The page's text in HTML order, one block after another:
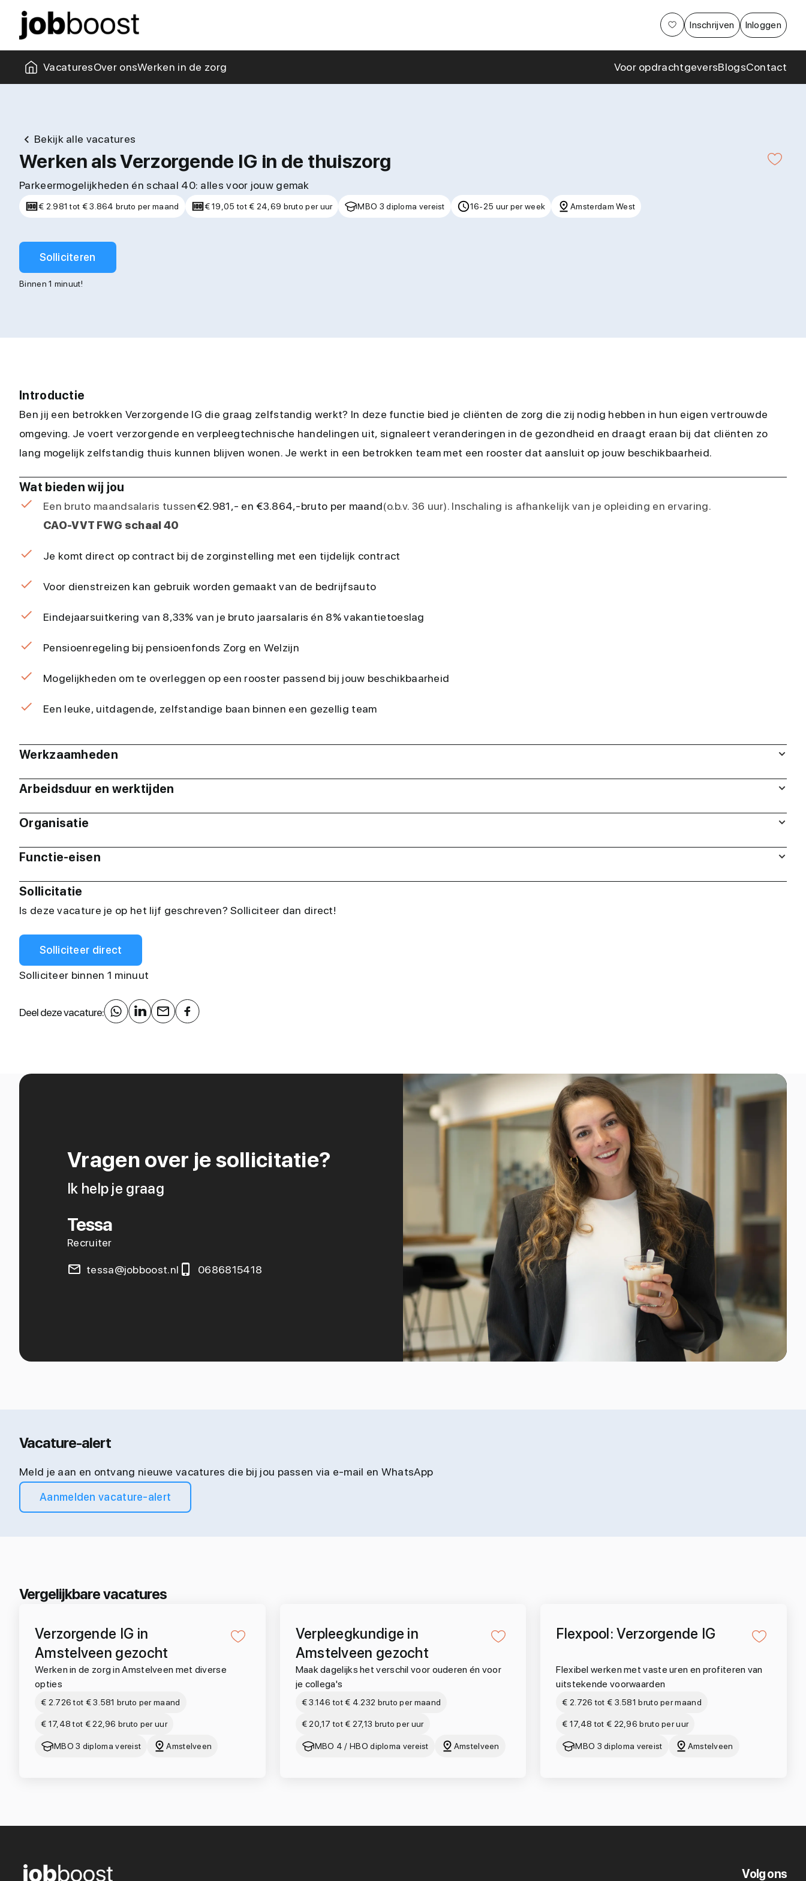
Inschrijven Inloggen
VacaturesOver ons
Missie & visie
KantoorWerken in de zorg
Zorgblogs Voor opdrachtgevers
samenwerkingen
BlogsContact
Bekijk alle vacatures
Werken als Verzorgende IG in de thuiszorg
Parkeermogelijkheden én schaal 40: alles voor jouw gemak
€ 2.981 tot € 3.864 bruto per maand € 19,05 tot € 24,69 bruto per uur MBO 3 diploma vereist 16-25 uur per week Amsterdam West
Solliciteren
Binnen 1 minuut!
Introductie
Ben jij een betrokken Verzorgende IG die graag zelfstandig werkt? In deze functie bied je cliënten de zorg die zij nodig hebben in hun eigen vertrouwde
omgeving. Je voert verzorgende en verpleegtechnische handelingen uit, signaleert veranderingen in de gezondheid en draagt eraan bij dat cliënten zo
lang mogelijk zelfstandig thuis kunnen blijven wonen. Je werkt in een betrokken team met een rooster dat aansluit op jouw beschikbaarheid.
Wat bieden wij jou
Een bruto maandsalaris tussen€2.981,- en €3.864,-bruto per maand(o.b.v. 36 uur). Inschaling is afhankelijk van je opleiding en ervaring.
CAO-VVT FWG schaal 40
Je komt direct op contract bij de zorginstelling met een tijdelijk contract
Voor dienstreizen kan gebruik worden gemaakt van de bedrijfsauto
Eindejaarsuitkering van 8,33% van je bruto jaarsalaris én 8% vakantietoeslag
Pensioenregeling bij pensioenfonds Zorg en Welzijn
Mogelijkheden om te overleggen op een rooster passend bij jouw beschikbaarheid
Een leuke, uitdagende, zelfstandige baan binnen een gezellig team
Werkzaamheden
Arbeidsduur en werktijden
Organisatie
Functie-eisen
Sollicitatie
Is deze vacature je op het lijf geschreven? Solliciteer dan direct!
Solliciteer direct
Solliciteer binnen 1 minuut
Deel deze vacature:
Vragen over je sollicitatie?
Ik help je graag
Tessa
Recruiter
tessa@jobboost.nl 0686815418
Vacature-alert
Meld je aan en ontvang nieuwe vacatures die bij jou passen via e-mail en WhatsApp
Aanmelden vacature-alert
Vergelijkbare vacatures
Verzorgende IG in
Amstelveen gezocht
Werken in de zorg in Amstelveen met diverse
opties
€ 2.726 tot € 3.581 bruto per maand
€ 17,48 tot € 22,96 bruto per uur
MBO 3 diploma vereist Amstelveen
Verpleegkundige in
Amstelveen gezocht
Maak dagelijks het verschil voor ouderen én voor
je collega's
€ 3.146 tot € 4.232 bruto per maand
€ 20,17 tot € 27,13 bruto per uur
MBO 4 / HBO diploma vereist Amstelveen
Flexpool: Verzorgende IG
Flexibel werken met vaste uren en profiteren van
uitstekende voorwaarden
€ 2.726 tot € 3.581 bruto per maand
€ 17,48 tot € 22,96 bruto per uur
MBO 3 diploma vereist Amstelveen
Volg ons